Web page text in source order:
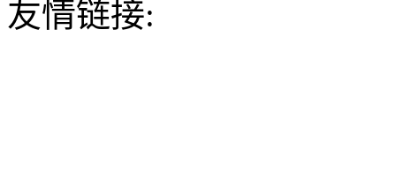
友情链接: